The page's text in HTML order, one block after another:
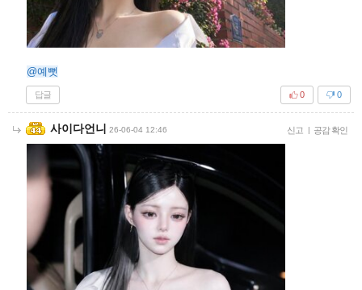
@예뻣
답글 0
0
사이다언니 26-06-04 12:46 신고 | 공감 확인